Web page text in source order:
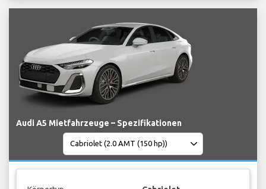
Audi A5 Mietfahrzeuge – Spezifikationen